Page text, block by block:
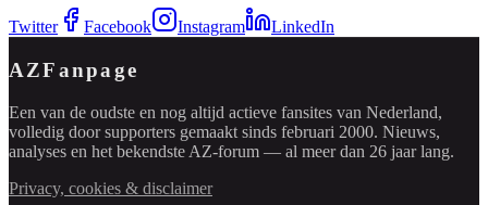
Twitter Facebook Instagram LinkedIn
AZFanpage
Een van de oudste en nog altijd actieve fansites van Nederland,
volledig door supporters gemaakt sinds februari 2000. Nieuws,
analyses en het bekendste AZ-forum — al meer dan 26 jaar lang.
Privacy, cookies & disclaimer